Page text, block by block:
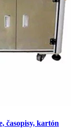
časopisy, kartón